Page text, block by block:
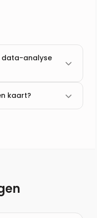
data-analyse
kaart?